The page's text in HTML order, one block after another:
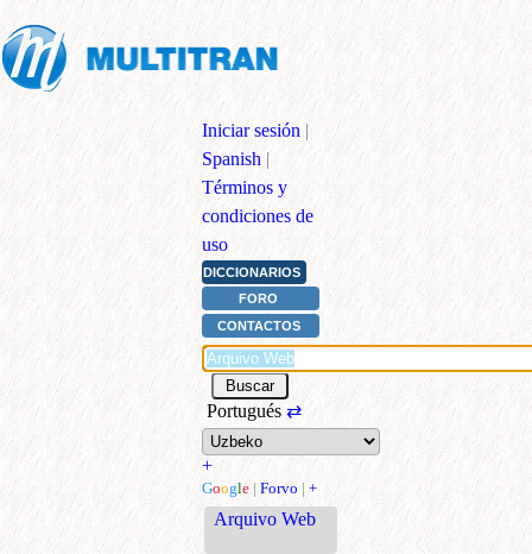
Iniciar sesión |
Spanish |
Términos y
condiciones de
uso
DICCIONARIOS
FORO
CONTACTOS
Portugués ⇄
+
Google | Forvo | +
Arquivo Web